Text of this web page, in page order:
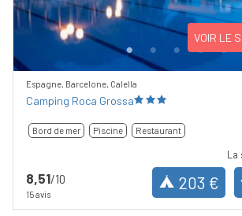
VOIR LE
Espagne, Barcelone, Calella
Camping Roca Grossa
Bord de mer Piscine Restaurant
8,51/10
15 avis
La
203 €